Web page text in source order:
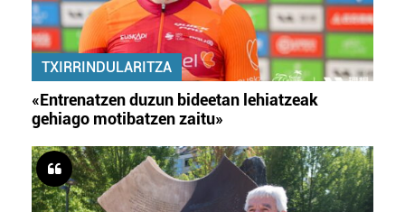
TXIRRINDULARITZA
«Entrenatzen duzun bideetan lehiatzeak
gehiago motibatzen zaitu»